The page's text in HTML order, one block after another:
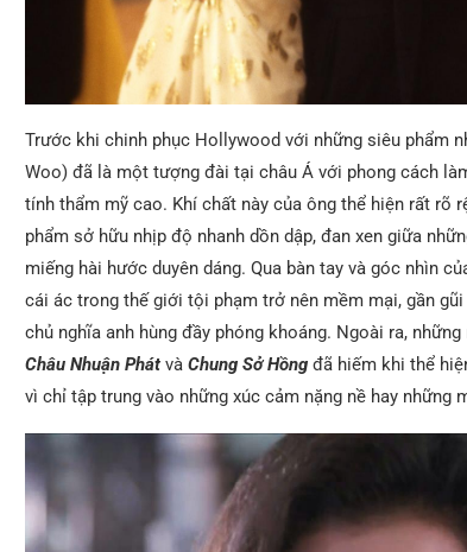
Trước khi chinh phục Hollywood với những siêu phẩm
Woo) đã là một tượng đài tại châu Á với phong cách
tính thẩm mỹ cao. Khí chất này của ông thể hiện rất rõ
phẩm sở hữu nhịp độ nhanh dồn dập, đan xen giữa
miếng hài hước duyên dáng. Qua bàn tay và góc nhìn
cái ác trong thế giới tội phạm trở nên mềm mại, gần
chủ nghĩa anh hùng đầy phóng khoáng. Ngoài ra,
Châu Nhuận Phátvà Chung Sở Hồngđã hiếm khi thể
vì chỉ tập trung vào những xúc cảm nặng nề hay những